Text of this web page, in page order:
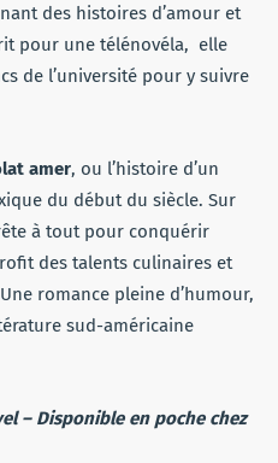
des histoires d’amour et
pour une télénovéla, elle
de l’université pour y suivre
amer, ou l’histoire d’un
du début du siècle. Sur
à tout pour conquérir
des talents culinaires et
romance pleine d’humour,
sud-américaine
– Disponible en poche chez